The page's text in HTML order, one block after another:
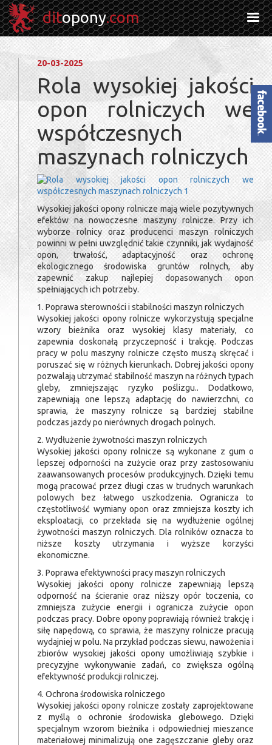
Facebook
ditopony.com
20-03-2025
Rola wysokiej jakości
opon rolniczych we
współczesnych
maszynach rolniczych
Wysokiej jakości opony rolnicze mają wiele pozytywnych
efektów na nowoczesne maszyny rolnicze. Przy ich
wyborze rolnicy oraz producenci maszyn rolniczych
powinni w pełni uwzględnić takie czynniki, jak wydajność
opon, trwałość, adaptacyjność oraz ochronę
ekologicznego środowiska gruntów rolnych, aby
zapewnić zakup najlepiej dopasowanych opon
spełniających ich potrzeby.
1. Poprawa sterowności i stabilności maszyn rolniczych
Wysokiej jakości opony rolnicze wykorzystują specjalne
wzory bieżnika oraz wysokiej klasy materiały, co
zapewnia doskonałą przyczepność i trakcję. Podczas
pracy w polu maszyny rolnicze często muszą skręcać i
poruszać się w różnych kierunkach. Dobrej jakości opony
pozwalają utrzymać stabilność maszyn na różnych typach
gleby, zmniejszając ryzyko poślizgu.. Dodatkowo,
zapewniają one lepszą adaptację do nawierzchni, co
sprawia, że maszyny rolnicze są bardziej stabilne
podczas jazdy po nierównych drogach polnych.
2. Wydłużenie żywotności maszyn rolniczych
Wysokiej jakości opony rolnicze są wykonane z gum o
lepszej odporności na zużycie oraz przy zastosowaniu
zaawansowanych procesów produkcyjnych. Dzięki temu
mogą pracować przez długi czas w trudnych warunkach
polowych bez łatwego uszkodzenia. Ogranicza to
częstotliwość wymiany opon oraz zmniejsza koszty ich
eksploatacji, co przekłada się na wydłużenie ogólnej
żywotności maszyn rolniczych. Dla rolników oznacza to
niższe koszty utrzymania i wyższe korzyści
ekonomiczne.
3. Poprawa efektywności pracy maszyn rolniczych
Wysokiej jakości opony rolnicze zapewniają lepszą
odporność na ścieranie oraz niższy opór toczenia, co
zmniejsza zużycie energii i ogranicza zużycie opon
podczas pracy. Dobre opony poprawiają również trakcję i
siłę napędową, co sprawia, że maszyny rolnicze pracują
wydajniej w polu. Na przykład podczas siewu, nawożenia i
zbiorów wysokiej jakości opony umożliwiają szybkie i
precyzyjne wykonywanie zadań, co zwiększa ogólną
efektywność produkcji rolniczej.
4. Ochrona środowiska rolniczego
Wysokiej jakości opony rolnicze zostały zaprojektowane
z myślą o ochronie środowiska glebowego. Dzięki
specjalnym wzorom bieżnika i odpowiedniej mieszance
materiałowej minimalizują one zagęszczanie gleby oraz